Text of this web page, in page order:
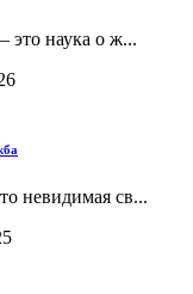
это наука о ж...
невидимая св...